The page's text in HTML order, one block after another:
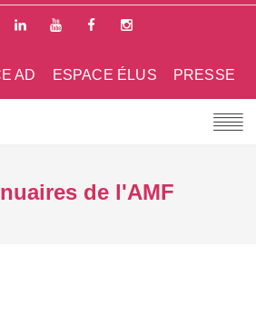
PRESSE
ESPACE ÉLUS
AD
de l'AMF